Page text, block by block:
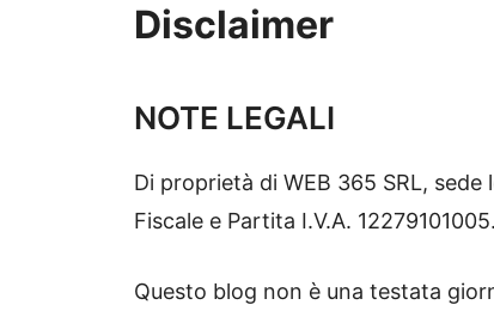
Disclaimer
NOTE LEGALI
Di proprietà di WEB 365 SRL, sede
Fiscale e Partita I.V.A. 12279101005.
Questo blog non è una testata